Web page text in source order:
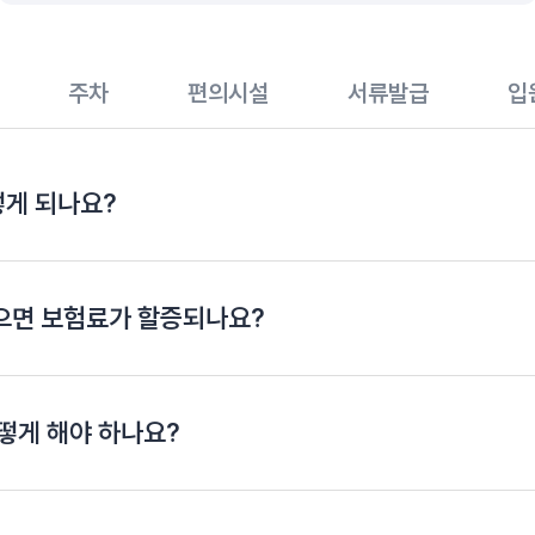
주차 편의시설 서류발급 입
되나요?
면 보험료가 할증되나요?
게 해야 하나요?